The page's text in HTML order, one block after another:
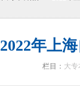
2022年上
栏目： 大专